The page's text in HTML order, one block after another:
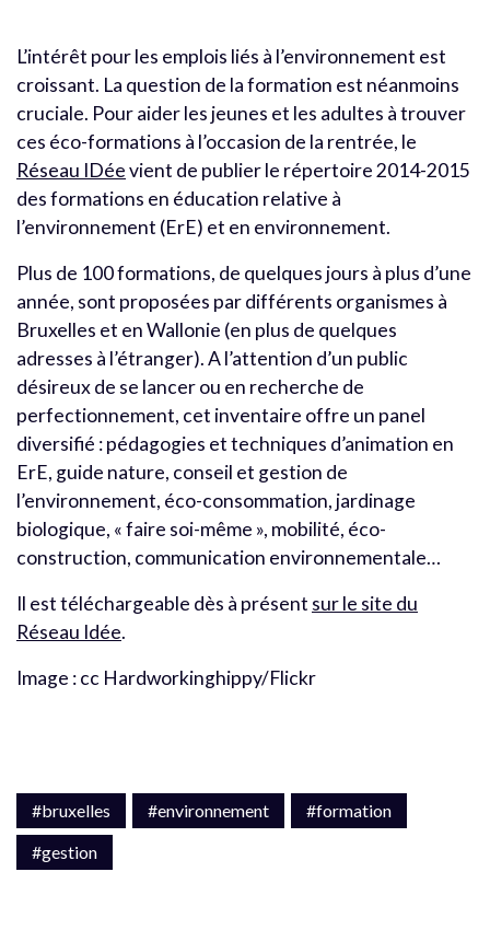
L’intérêt pour les emplois liés à l’environnement est
croissant. La question de la formation est néanmoins
cruciale. Pour aider les jeunes et les adultes à trouver
ces éco-formations à l’occasion de la rentrée, le
Réseau IDéevient de publier le répertoire 2014-2015
des formations en éducation relative à
l’environnement (ErE) et en environnement.
Plus de 100 formations, de quelques jours à plus d’une
année, sont proposées par différents organismes à
Bruxelles et en Wallonie (en plus de quelques
adresses à l’étranger). A l’attention d’un public
désireux de se lancer ou en recherche de
perfectionnement, cet inventaire offre un panel
diversifié : pédagogies et techniques d’animation en
ErE, guide nature, conseil et gestion de
l’environnement, éco-consommation, jardinage
biologique, « faire soi-même », mobilité, éco-
construction, communication environnementale…
Il est téléchargeable dès à présent sur le site du
Réseau Idée.
Image : cc Hardworkinghippy/Flickr
#bruxelles #environnement
#formation
#gestion